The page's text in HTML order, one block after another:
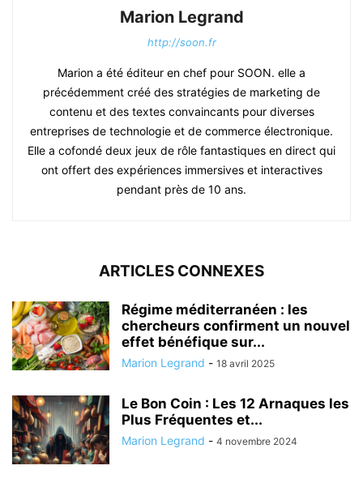
Marion Legrand
http://soon.fr
Marion a été éditeur en chef pour SOON. elle a
précédemment créé des stratégies de marketing de
contenu et des textes convaincants pour diverses
entreprises de technologie et de commerce électronique.
Elle a cofondé deux jeux de rôle fantastiques en direct qui
ont offert des expériences immersives et interactives
pendant près de 10 ans.
ARTICLES CONNEXES
Régime méditerranéen : les
chercheurs confirment un nouvel
effet bénéfique sur...
Marion Legrand - 18 avril 2025
Le Bon Coin : Les 12 Arnaques les
Plus Fréquentes et...
Marion Legrand - 4 novembre 2024